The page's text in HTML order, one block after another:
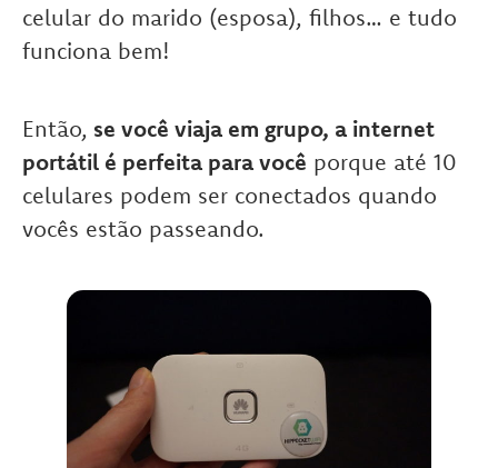
celular do marido (esposa), filhos… e tudo
funciona bem!
Então, se você viaja em grupo, a internet
portátil é perfeita para você porque até 10
celulares podem ser conectados quando
vocês estão passeando.